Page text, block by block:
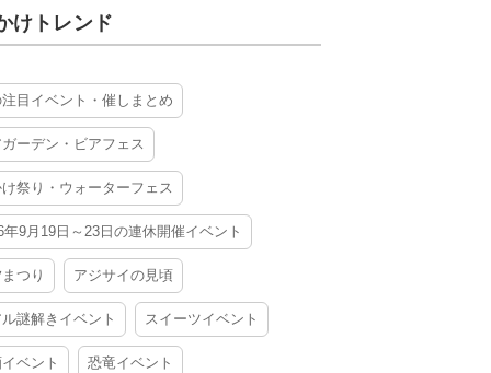
けトレンド
目イベント・催しまとめ
ーデン・ビアフェス
祭り・ウォーターフェス
年9月19日～23日の連休開催イベント
つり アジサイの見頃
謎解きイベント スイーツイベント
ベント 恐竜イベント